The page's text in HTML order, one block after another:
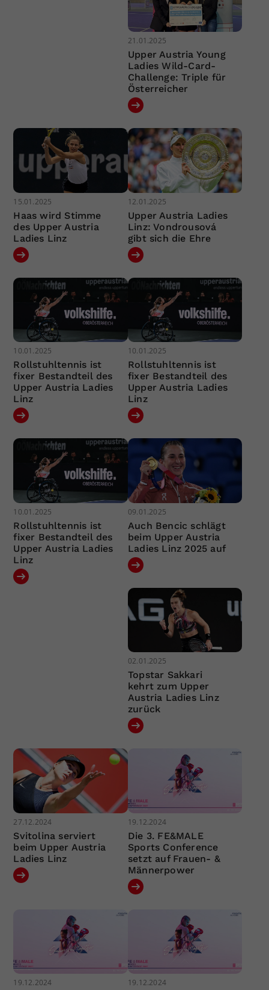
21.01.2025
Upper Austria Young
Ladies Wild-Card-
Challenge: Triple für
Österreicher
15.01.2025
Haas wird Stimme
des Upper Austria
Ladies Linz
12.01.2025
Upper Austria Ladies
Linz: Vondrousová
gibt sich die Ehre
10.01.2025
Rollstuhltennis ist
fixer Bestandteil des
Upper Austria Ladies
Linz
10.01.2025
Rollstuhltennis ist
fixer Bestandteil des
Upper Austria Ladies
Linz
10.01.2025
Rollstuhltennis ist
fixer Bestandteil des
Upper Austria Ladies
Linz
09.01.2025
Auch Bencic schlägt
beim Upper Austria
Ladies Linz 2025 auf
02.01.2025
Topstar Sakkari
kehrt zum Upper
Austria Ladies Linz
zurück
27.12.2024
Svitolina serviert
beim Upper Austria
Ladies Linz
19.12.2024
Die 3. FE&MALE
Sports Conference
setzt auf Frauen- &
Männerpower
19.12.2024 19.12.2024